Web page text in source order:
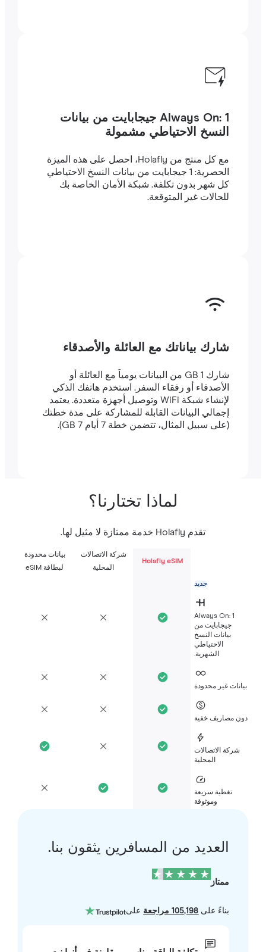
Always On: 1 جيجابايت من بيانات
النسخ الاحتياطي مشمولة
مع كل منتج من Holafly، احصل على هذه الميزة
الحصرية: 1 جيجابايت من بيانات النسخ الاحتياطي
كل شهر بدون تكلفة. شبكة الأمان الخاصة بك
للحالات غير المتوقعة.
شارك بياناتك مع العائلة والأصدقاء
شارك 1 GB من البيانات يومياً مع العائلة أو
الأصدقاء أو رفقاء السفر. استخدم هاتفك الذكي
لإنشاء شبكة WiFi وتوصيل أجهزة متعددة. يعتمد
إجمالي البيانات القابلة للمشاركة على مدة خطتك
(على سبيل المثال، تتضمن خطة 7 أيام 7 GB).
لماذا تختارنا؟
Holafly eSIM
شركة الاتصالات
بيانات محدودة
Always On: 1
جيجابايت من
بيانات النسخ
الاحتياطي
غير محدودة
مصاريف خفية
شركة الاتصالات
تغطية سريعة
العديد من المسافرين يثقون بنا.
بناءً على105,198 مراجعة على